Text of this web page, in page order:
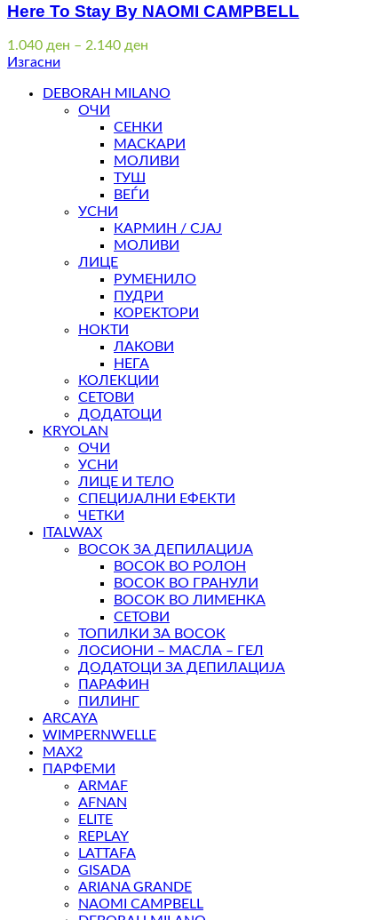
Here To Stay By NAOMI CAMPBELL
1.040 ден – 2.140 ден
through
Изгасни
DEBORAH MILANO
ОЧИ
СЕНКИ
МАСКАРИ
МОЛИВИ
ТУШ
ВЕЃИ
УСНИ
КАРМИН / СЈАЈ
МОЛИВИ
ЛИЦЕ
РУМЕНИЛО
ПУДРИ
КОРЕКТОРИ
НОКТИ
ЛАКОВИ
НЕГА
КОЛЕКЦИИ
СЕТОВИ
ДОДАТОЦИ
KRYOLAN
ОЧИ
УСНИ
ЛИЦЕ И ТЕЛО
СПЕЦИЈАЛНИ ЕФЕКТИ
ЧЕТКИ
ITALWAX
ВОСОК ЗА ДЕПИЛАЦИЈА
ВОСОК ВО РОЛОН
ВОСОК ВО ГРАНУЛИ
ВОСОК ВО ЛИМЕНКА
СЕТОВИ
ТОПИЛКИ ЗА ВОСОК
ЛОСИОНИ – МАСЛА – ГЕЛ
ДОДАТОЦИ ЗА ДЕПИЛАЦИЈА
ПАРАФИН
ПИЛИНГ
ARCAYA
WIMPERNWELLE
MAX2
ПАРФЕМИ
ARMAF
AFNAN
ELITE
REPLAY
LATTAFA
GISADA
ARIANA GRANDE
NAOMI CAMPBELL